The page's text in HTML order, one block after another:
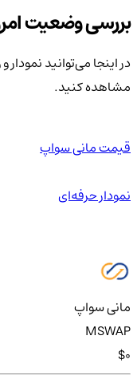
بررسی وضعیت
در اینجا می‌توانید
مشاهده کنید.
قیمت مانی سواپ
نمودار حرفه‌ای
مانی سواپ
MSWAP
$0